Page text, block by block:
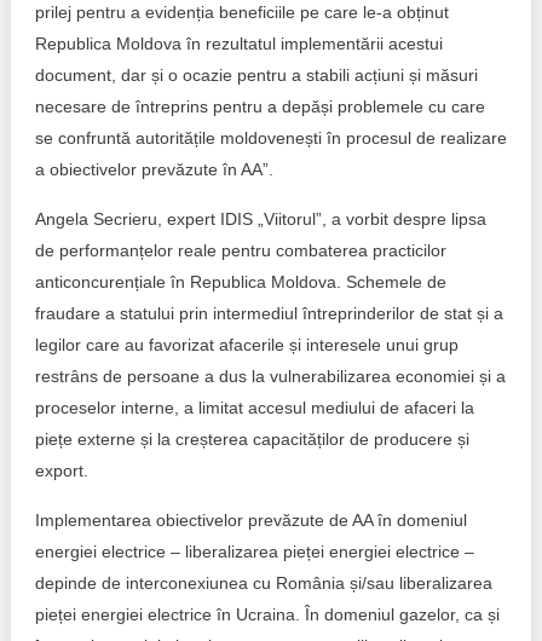
prilej pentru a evidenția beneficiile pe care le-a obținut
Republica Moldova în rezultatul implementării acestui
document, dar și o ocazie pentru a stabili acțiuni și măsuri
necesare de întreprins pentru a depăși problemele cu care
se confruntă autoritățile moldovenești în procesul de realizare
a obiectivelor prevăzute în AA”.
Angela Secrieru, expert IDIS „Viitorul”, a vorbit despre lipsa
de performanțelor reale pentru combaterea practicilor
anticoncurențiale în Republica Moldova. Schemele de
fraudare a statului prin intermediul întreprinderilor de stat și a
legilor care au favorizat afacerile și interesele unui grup
restrâns de persoane a dus la vulnerabilizarea economiei și a
proceselor interne, a limitat accesul mediului de afaceri la
piețe externe și la creșterea capacităților de producere și
export.
Implementarea obiectivelor prevăzute de AA în domeniul
energiei electrice – liberalizarea pieței energiei electrice –
depinde de interconexiunea cu România și/sau liberalizarea
pieței energiei electrice în Ucraina. În domeniul gazelor, ca și